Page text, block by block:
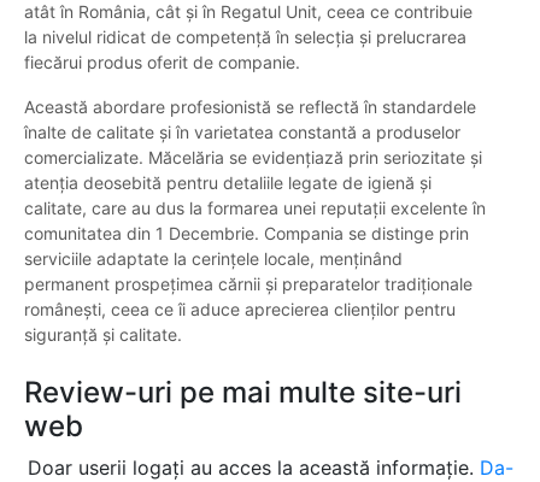
atât în România, cât și în Regatul Unit, ceea ce contribuie
la nivelul ridicat de competență în selecția și prelucrarea
fiecărui produs oferit de companie.
Această abordare profesionistă se reflectă în standardele
înalte de calitate și în varietatea constantă a produselor
comercializate. Măcelăria se evidențiază prin seriozitate și
atenția deosebită pentru detaliile legate de igienă și
calitate, care au dus la formarea unei reputații excelente în
comunitatea din 1 Decembrie. Compania se distinge prin
serviciile adaptate la cerințele locale, menținând
permanent prospețimea cărnii și preparatelor tradiționale
românești, ceea ce îi aduce aprecierea clienților pentru
siguranță și calitate.
Review-uri pe mai multe site-uri
web
Doar userii logați au acces la această informație. Da-